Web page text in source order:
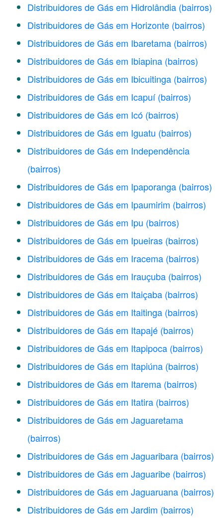
Distribuidores de Gás em Hidrolândia (bairros)
Distribuidores de Gás em Horizonte (bairros)
Distribuidores de Gás em Ibaretama (bairros)
Distribuidores de Gás em Ibiapina (bairros)
Distribuidores de Gás em Ibicuitinga (bairros)
Distribuidores de Gás em Icapuí (bairros)
Distribuidores de Gás em Icó (bairros)
Distribuidores de Gás em Iguatu (bairros)
Distribuidores de Gás em Independência
(bairros)
Distribuidores de Gás em Ipaporanga (bairros)
Distribuidores de Gás em Ipaumirim (bairros)
Distribuidores de Gás em Ipu (bairros)
Distribuidores de Gás em Ipueiras (bairros)
Distribuidores de Gás em Iracema (bairros)
Distribuidores de Gás em Irauçuba (bairros)
Distribuidores de Gás em Itaiçaba (bairros)
Distribuidores de Gás em Itaitinga (bairros)
Distribuidores de Gás em Itapajé (bairros)
Distribuidores de Gás em Itapipoca (bairros)
Distribuidores de Gás em Itapiúna (bairros)
Distribuidores de Gás em Itarema (bairros)
Distribuidores de Gás em Itatira (bairros)
Distribuidores de Gás em Jaguaretama
(bairros)
Distribuidores de Gás em Jaguaribara (bairros)
Distribuidores de Gás em Jaguaribe (bairros)
Distribuidores de Gás em Jaguaruana (bairros)
Distribuidores de Gás em Jardim (bairros)